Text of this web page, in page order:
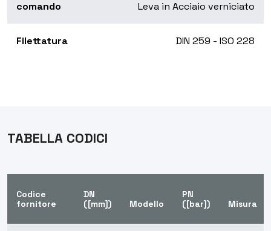
comando Leva in Acciaio verniciato
Filettatura DIN 259 - ISO 228
TABELLA CODICI
Codice
fornitore
DN
([mm])
Modello
PN
([bar])
Misura